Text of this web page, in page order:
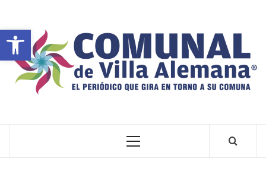
Abrir barra de herramientas